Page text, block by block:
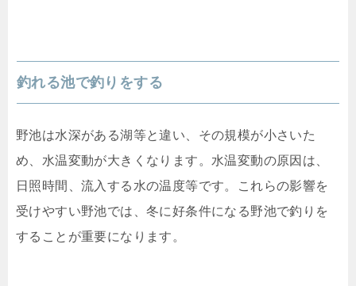
釣れる池で釣りをする
野池は水深がある湖等と違い、その規模が小さいた
め、水温変動が大きくなります。水温変動の原因は、
日照時間、流入する水の温度等です。これらの影響を
受けやすい野池では、冬に好条件になる野池で釣りを
することが重要になります。